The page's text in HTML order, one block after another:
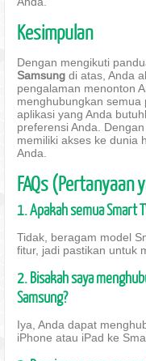
Kesimpulan
Dengan mengikuti
Samsung di atas, Anda
pengalaman menonton
menghubungkan
aplikasi yang Anda
preferensi Anda.
memiliki akses ke dunia
Anda.
FAQs (Pertanyaan
1. Apakah semua Smart
Tidak, beragam model
fitur, jadi pastikan untuk
2. Bisakah saya
Samsung?
Iya, Anda dapat
iPhone atau iPad ke